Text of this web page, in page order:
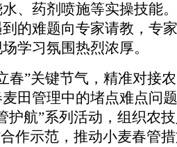
、药剂喷施等实操技能
的难题向专家请教，专
学习氛围热烈浓厚。
春”关键节气，精准对接
田管理中的堵点难点问
护航”系列活动，组织农
作示范， 推动小麦春管